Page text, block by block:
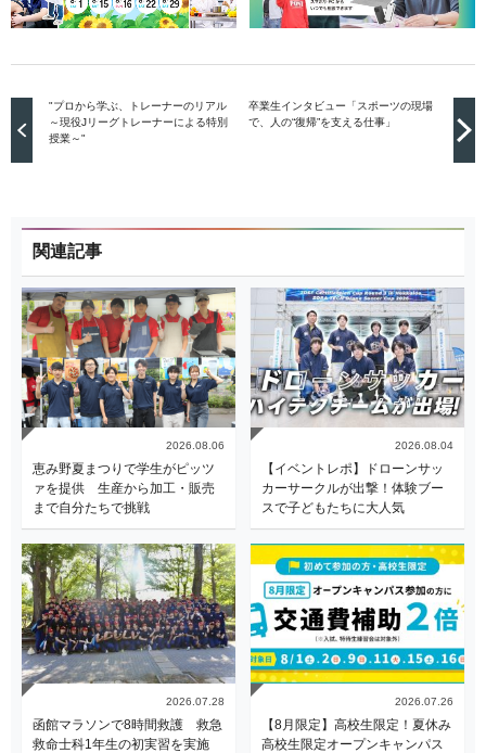
"プロから学ぶ、トレーナーのリアル
～現役Jリーグトレーナーによる特別
授業～"
卒業生インタビュー「スポーツの現場
で、人の“復帰”を支える仕事」
関連記事
2026.08.06
恵み野夏まつりで学生がピッツ
ァを提供 生産から加工・販売
まで自分たちで挑戦
2026.08.04
【イベントレポ】ドローンサッ
カーサークルが出撃！体験ブー
スで子どもたちに大人気
2026.07.28
函館マラソンで8時間救護 救急
救命士科1年生の初実習を実施
2026.07.26
【8月限定】高校生限定！夏休み
高校生限定オープンキャンパス